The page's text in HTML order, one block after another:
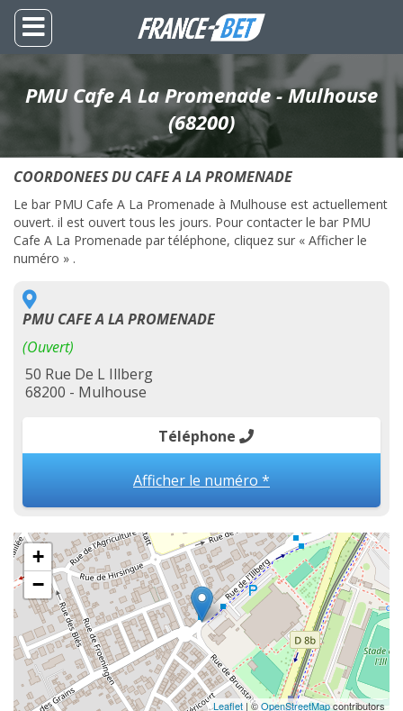
PMU Cafe A La Promenade - Mulhouse
(68200)
COORDONEES DU CAFE A LA PROMENADE
Le bar PMU Cafe A La Promenade à Mulhouse est actuellement
ouvert. il est ouvert tous les jours. Pour contacter le bar PMU
Cafe A La Promenade par téléphone, cliquez sur « Afficher le
numéro » .
PMU CAFE A LA PROMENADE
(Ouvert)
50 Rue De L Illberg
68200 - Mulhouse
Téléphone
Afficher le numéro *
+
−
Leaflet | ©OpenStreetMapcontributors